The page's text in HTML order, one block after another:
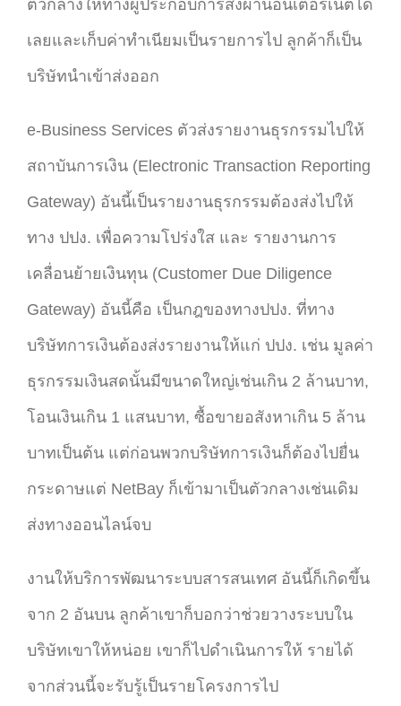
ตัวกลางให้ทางผู้ประกอบการส่งผ่านอินเตอร์เน็ตได้
เลยและเก็บค่าทำเนียมเป็นรายการไป ลูกค้าก็เป็น
บริษัทนำเข้าส่งออก
e-Business Services ตัวส่งรายงานธุรกรรมไปให้
สถาบันการเงิน (Electronic Transaction Reporting
Gateway) อันนี้เป็นรายงานธุรกรรมต้องส่งไปให้
ทาง ปปง. เพื่อความโปร่งใส และ รายงานการ
เคลื่อนย้ายเงินทุน (Customer Due Diligence
Gateway) อันนี้คือ เป็นกฎของทางปปง. ที่ทาง
บริษัทการเงินต้องส่งรายงานให้แก่ ปปง. เช่น มูลค่า
ธุรกรรมเงินสดนั้นมีขนาดใหญ่เช่นเกิน 2 ล้านบาท,
โอนเงินเกิน 1 แสนบาท, ซื้อขายอสังหาเกิน 5 ล้าน
บาทเป็นต้น แต่ก่อนพวกบริษัทการเงินก็ต้องไปยื่น
กระดาษแต่ NetBay ก็เข้ามาเป็นตัวกลางเช่นเดิม
ส่งทางออนไลน์จบ
งานให้บริการพัฒนาระบบสารสนเทศ อันนี้ก็เกิดขึ้น
จาก 2 อันบน ลูกค้าเขาก็บอกว่าช่วยวางระบบใน
บริษัทเขาให้หน่อย เขาก็ไปดำเนินการให้ รายได้
จากส่วนนี้จะรับรู้เป็นรายโครงการไป